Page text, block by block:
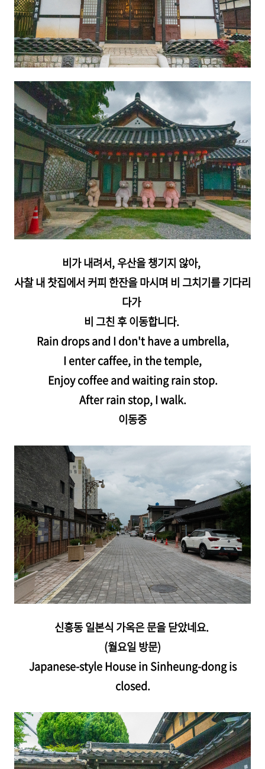
비가 내려서, 우산을 챙기지 않아,
사찰 내 찻집에서 커피 한잔을 마시며 비 그치기를 기다리
다가
비 그친 후 이동합니다.
Rain drops and I don't have a umbrella,
I enter caffee, in the temple,
Enjoy coffee and waiting rain stop.
After rain stop, I walk.
이동중
신흥동 일본식 가옥은 문을 닫았네요.
(월요일 방문)
Japanese-style House in Sinheung-dong is
closed.